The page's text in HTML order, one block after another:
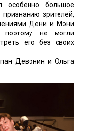
большое
зрителей,
Дени и Мэни
поэтому не могли
его без своих
Девонин и Ольга